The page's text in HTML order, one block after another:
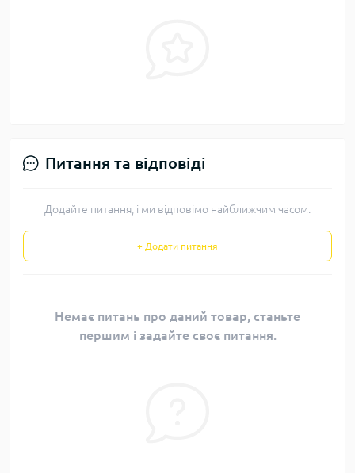
Питання та відповіді
Додайте питання, і ми відповімо найближчим часом.
+ Додати питання
Немає питань про даний товар, станьте
першим і задайте своє питання.